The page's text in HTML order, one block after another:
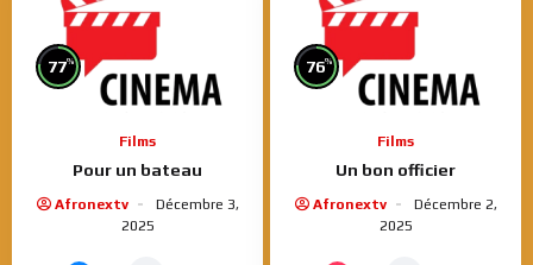
77%
Films
Pour un bateau
Afronextv
Décembre 3,
2025
76%
Films
Un bon officier
Afronextv
Décembre 2,
2025